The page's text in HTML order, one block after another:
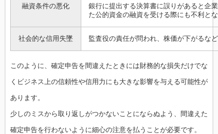
融資条件の悪化
銀行に提出する決算書に誤りがあると企
た公的資金の融資を受ける際にも不利と
社会的な信用失墜 監査役の責任が問われ、株価が下がるな
このように、確定申告を間違えたときには財務的な損失だけでな
くビジネス上の信頼性や信用力にも大きな影響を与える可能性が
あります。
少しのミスから取り返しがつかないことにならぬよう、間違えた
確定申告を行わないように細心の注意を払うことが必要です。